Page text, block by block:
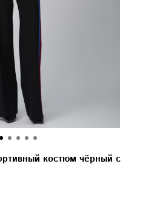
костюм чёрный с